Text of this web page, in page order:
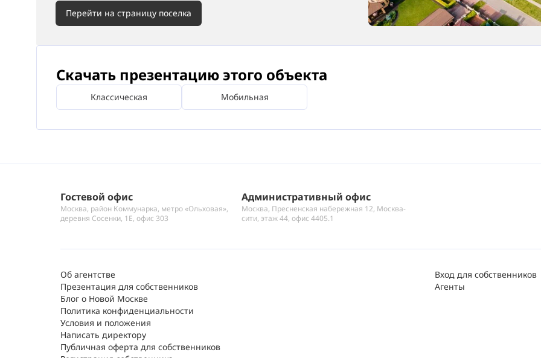
Перейти на страницу поселка
Скачать презентацию этого объекта
Классическая Мобильная
Гостевой офис
Москва, район Коммунарка, метро «Ольховая»,
деревня Сосенки, 1Е, офис 303
Административный офис
Москва, Пресненская набережная 12, Москва-
сити, этаж 44, офис 4405.1
Об агентстве
Презентация для собственников
Блог о Новой Москве
Политика конфиденциальности
Условия и положения
Написать директору
Публичная оферта для собственников
Вход для собственников
Агенты